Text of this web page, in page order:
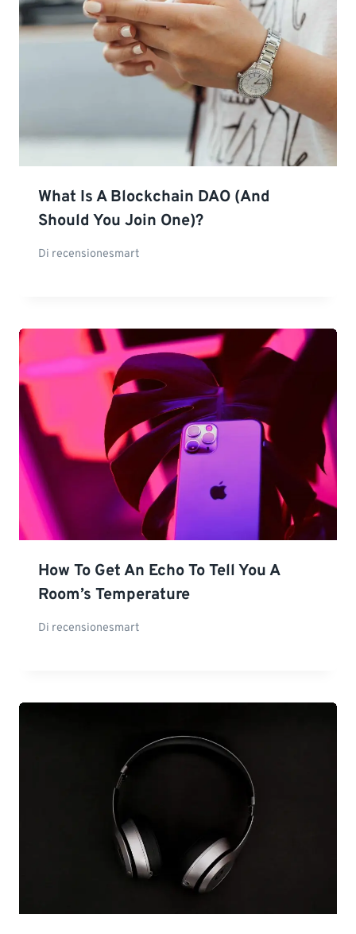
What Is A Blockchain DAO (and
Should You Join One)?
Di recensionesmart
How To Get An Echo To Tell You A
Room’s Temperature
Di recensionesmart